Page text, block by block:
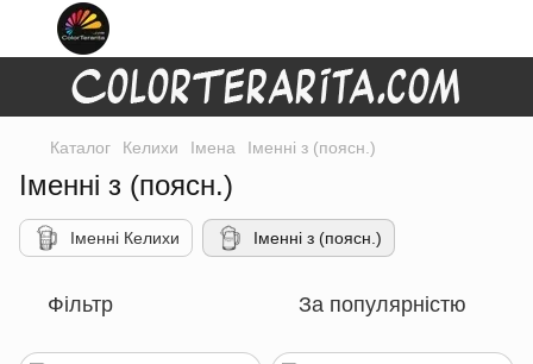
Каталог Келихи Імена Іменні з (поясн.)
Іменні з (поясн.)
Іменні Келихи Іменні з (поясн.)
Фільтр За популярністю